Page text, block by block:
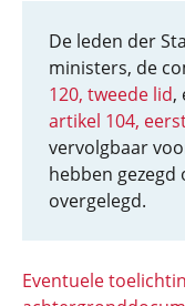
De leden der
ministers, de
120, tweede lid,
artikel 104,
vervolgbaar
hebben
overgelegd.
Eventuele